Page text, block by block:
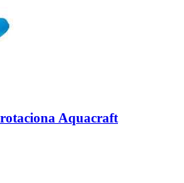
Aquacraft